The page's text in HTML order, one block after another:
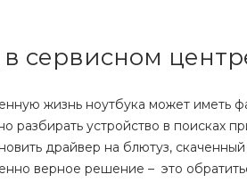
сервисном
жизнь ноутбука может иметь
разбирать устройство в поисках
драйвер на блютуз,
верное решение – это